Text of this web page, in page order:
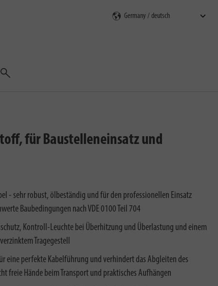
Suchen
für Baustelleneinsatz und
- sehr robust, ölbeständig und für den professionellen Einsatz
Baubedingungen nach VDE 0100 Teil 704
Kontroll-Leuchte bei Überhitzung und Überlastung und einem
Tragegestell
eine perfekte Kabelführung und verhindert das Abgleiten des
freie Hände beim Transport und praktisches Aufhängen